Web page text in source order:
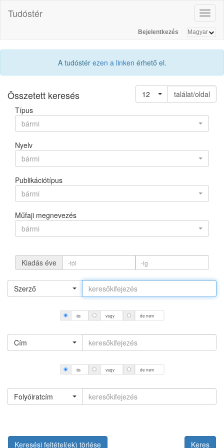
Tudóstér
Bejelentkezés
A tudóstér ezen a linken érhető el.
Összetett keresés 12
találat/oldal
Típus
bármi
Nyelv
bármi
Publikációtípus
bármi
Műfaji megnevezés
bármi
Kiadás éve
Szerző
és vagy de nem
Cím
és vagy de nem
Folyóiratcím
Keresési feltétel(ek) törlése